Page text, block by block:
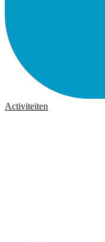
Activiteiten